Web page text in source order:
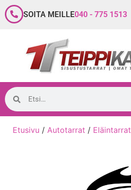
SOITA MEILLE040 - 775 1513
Etusivu / Autotarrat / Eläintarrat